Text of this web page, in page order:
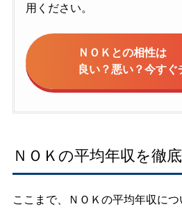
用ください。
ＮＯＫとの相性は
良い？悪い？今すぐ
ＮＯＫの平均年収を徹
ここまで、ＮＯＫの平均年収に